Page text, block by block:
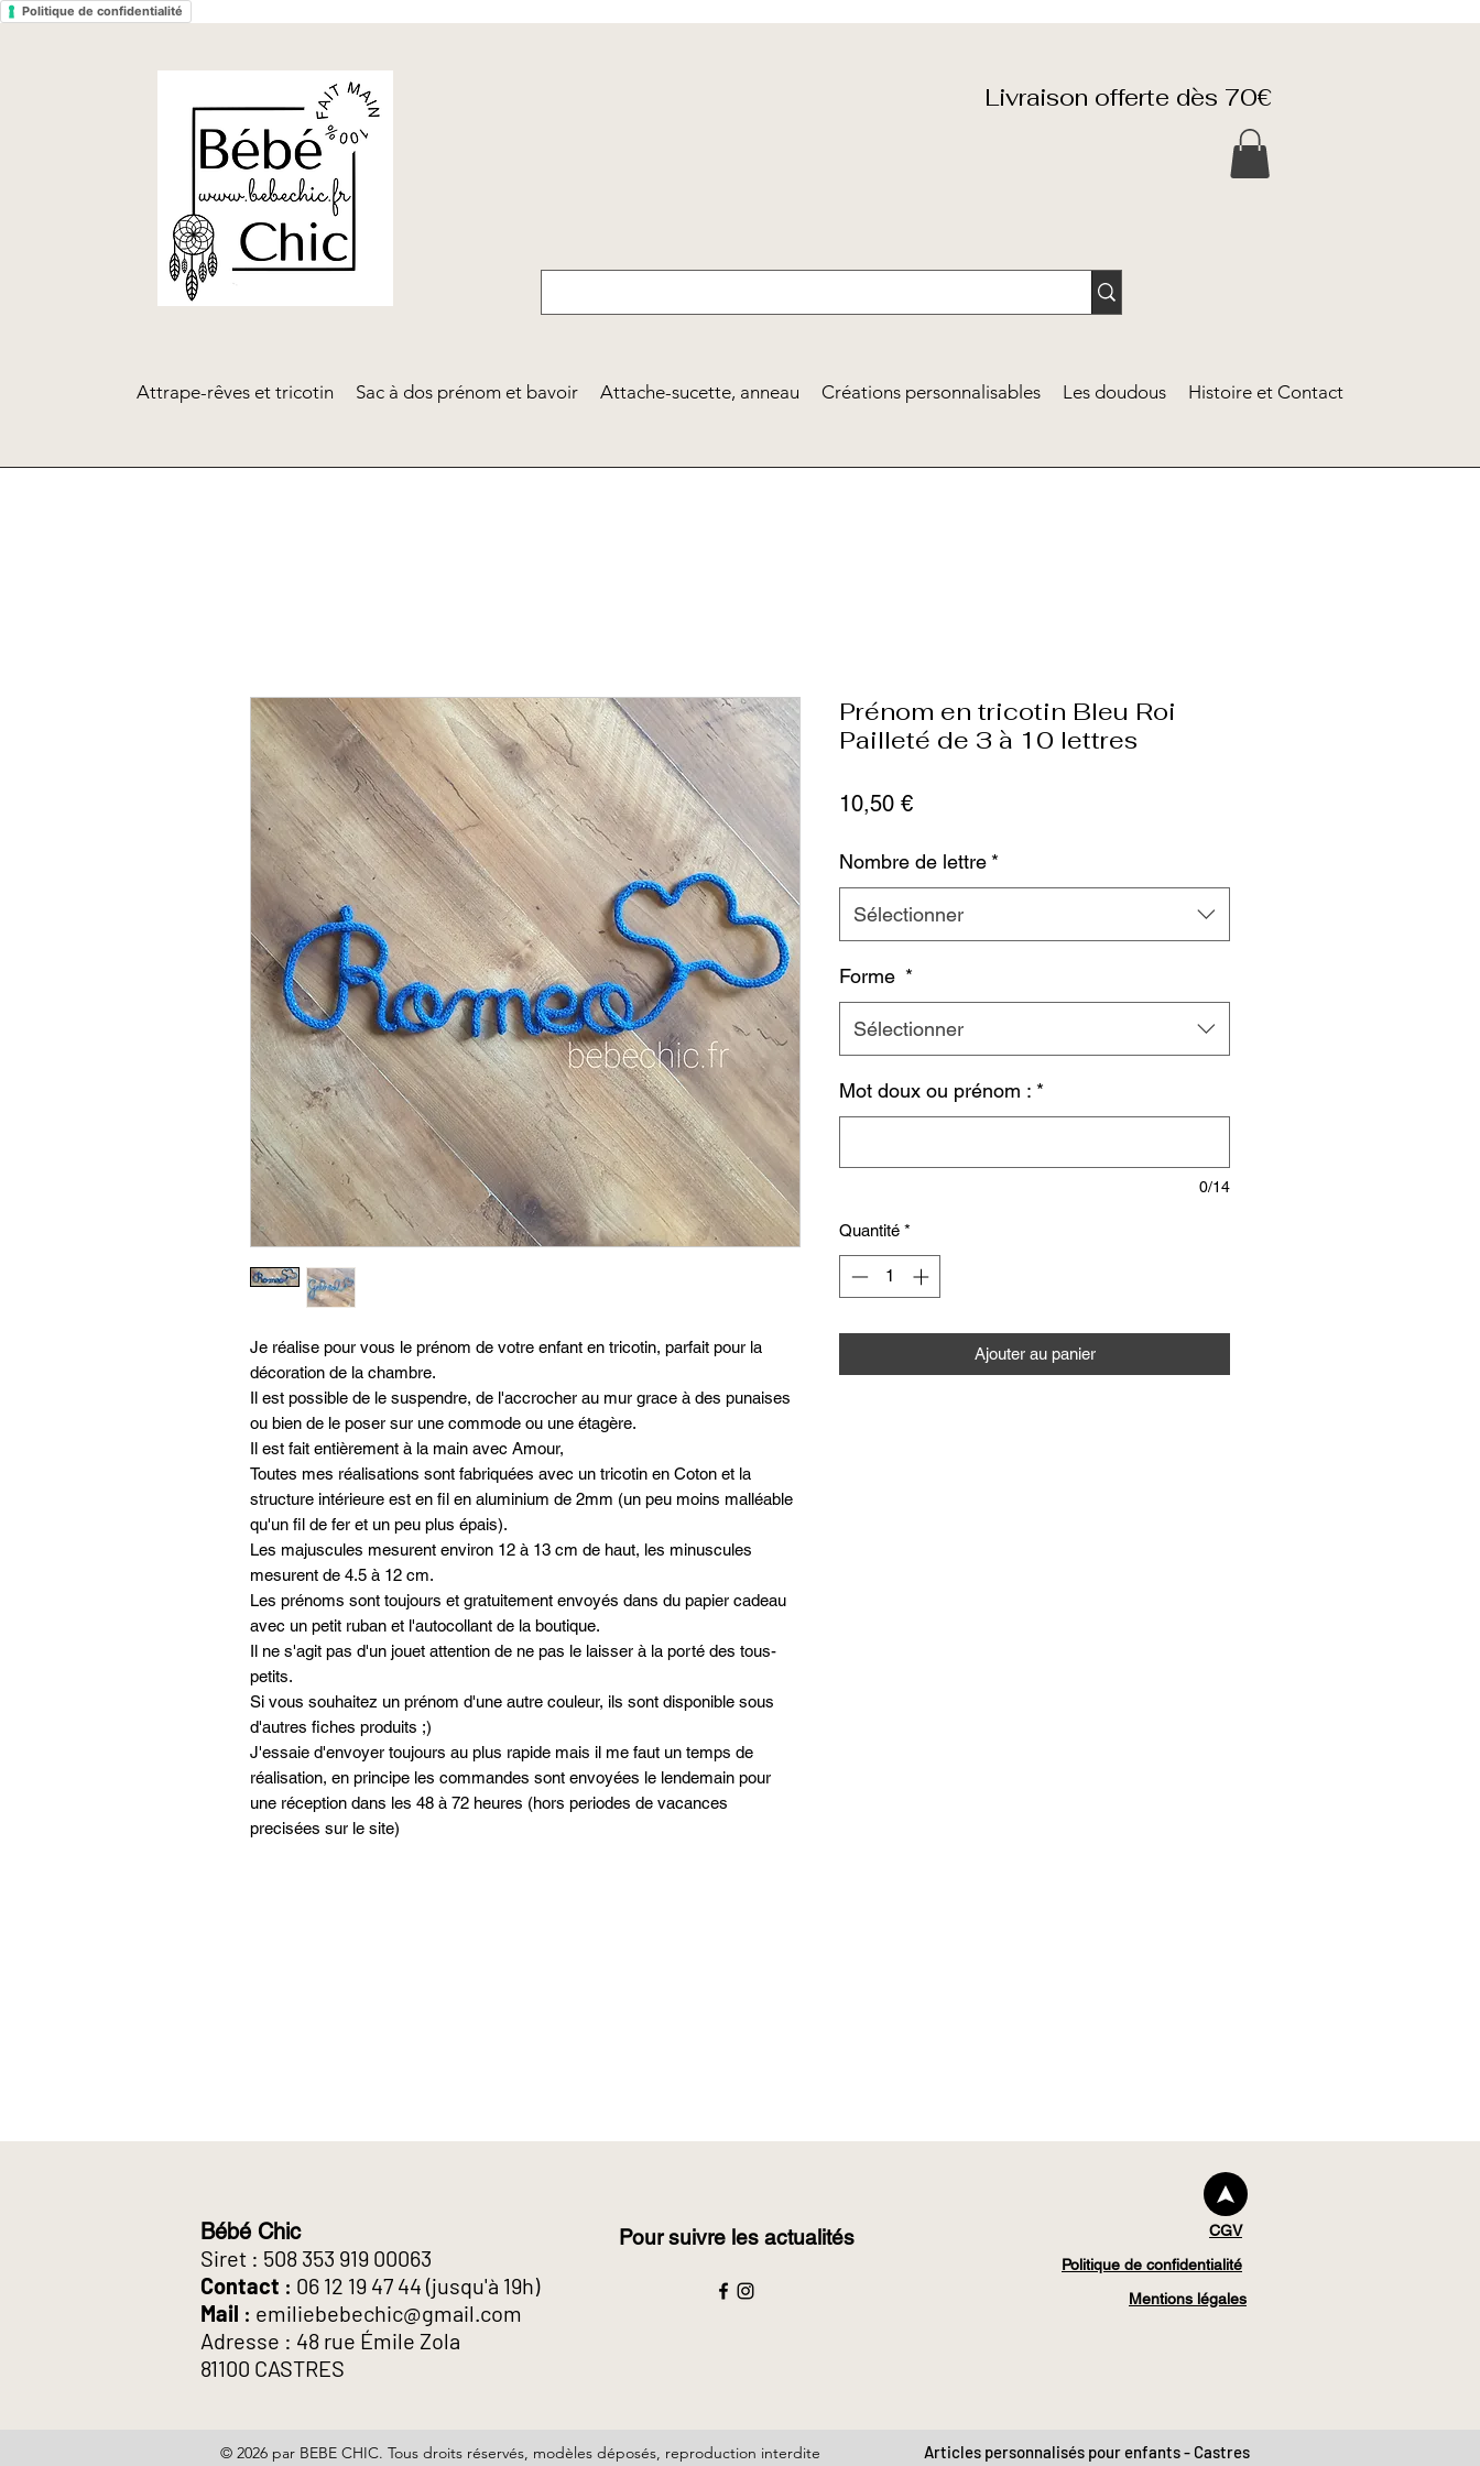
Politique de confidentialité
Livraison offerte dès 70€
Attrape-rêves et tricotin Sac à dos prénom et bavoir Attache-sucette, anneau Créations personnalisables Les doudous Histoire et Contact
Je réalise pour vous le prénom de votre enfant en tricotin, parfait pour la
décoration de la chambre.
Il est possible de le suspendre, de l'accrocher au mur grace à des punaises
ou bien de le poser sur une commode ou une étagère.
Il est fait entièrement à la main avec Amour,
Toutes mes réalisations sont fabriquées avec un tricotin en Coton et la
structure intérieure est en fil en aluminium de 2mm (un peu moins malléable
qu'un fil de fer et un peu plus épais).
Les majuscules mesurent environ 12 à 13 cm de haut, les minuscules
mesurent de 4.5 à 12 cm.
Les prénoms sont toujours et gratuitement envoyés dans du papier cadeau
avec un petit ruban et l'autocollant de la boutique.
Il ne s'agit pas d'un jouet attention de ne pas le laisser à la porté des tous-
petits.
Si vous souhaitez un prénom d'une autre couleur, ils sont disponible sous
d'autres fiches produits ;)
J'essaie d'envoyer toujours au plus rapide mais il me faut un temps de
réalisation, en principe les commandes sont envoyées le lendemain pour
une réception dans les 48 à 72 heures (hors periodes de vacances
precisées sur le site)
Prénom en tricotin Bleu Roi
Pailleté de 3 à 10 lettres
10,50 €Prix
Nombre de lettre *
Sélectionner
Forme *
Sélectionner
Mot doux ou prénom : *
0/14
Quantité *
Ajouter au panier
Bébé Chic
Siret : 508 353 919 00063
Contact : 06 12 19 47 44 (jusqu'à 19h)
Mail : emiliebebechic@gmail.com
Adresse : 48 rue Émile Zola
81100 CASTRES
Pour suivre les actualités
CGV
Politique de confidentialité
Mentions légales
© 2026 par BEBE CHIC. Tous droits réservés, modèles déposés, reproduction interdite Articles personnalisés pour enfants - Castres